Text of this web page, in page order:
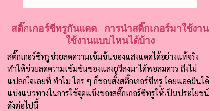
สติ๊กเกอร์ซีทรูกันแดด การนำสติ๊กเกอร์มาใช้งาน
ใช้งานแบบไหนได้บ้าง
สติ๊กเกอร์ซีทรูช่วยลดความเข้มข้นของแสงแดดได้อย่างแท้จริง
ทำให้ช่วยลดความเข้มข้นของแสงยูวีลงมาได้พอสมควร ถึงไม่
แปลกใจเลยที่ ทำไม ใคร ๆ ก็ชอบสั่งสติ๊กเกอร์ซีทรู โดยแอดมินได้
แบ่งแนวทางในการใช้จุดแข็งของสติ๊กเกอร์ซีทรูให้เป็นประโยชน์
ดังต่อไปนี้